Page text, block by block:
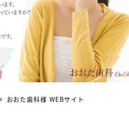
おおた歯科様 WEBサイト